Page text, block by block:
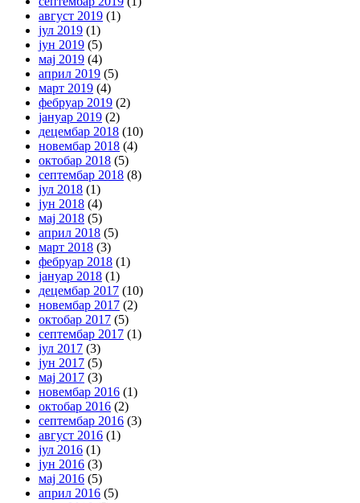
август 2019 (1)
јул 2019 (1)
јун 2019 (5)
мај 2019 (4)
април 2019 (5)
март 2019 (4)
фебруар 2019 (2)
јануар 2019 (2)
децембар 2018 (10)
новембар 2018 (4)
октобар 2018 (5)
септембар 2018 (8)
јул 2018 (1)
јун 2018 (4)
мај 2018 (5)
април 2018 (5)
март 2018 (3)
фебруар 2018 (1)
јануар 2018 (1)
децембар 2017 (10)
новембар 2017 (2)
октобар 2017 (5)
септембар 2017 (1)
јул 2017 (3)
јун 2017 (5)
мај 2017 (3)
новембар 2016 (1)
октобар 2016 (2)
септембар 2016 (3)
август 2016 (1)
јул 2016 (1)
јун 2016 (3)
мај 2016 (5)
април 2016 (5)